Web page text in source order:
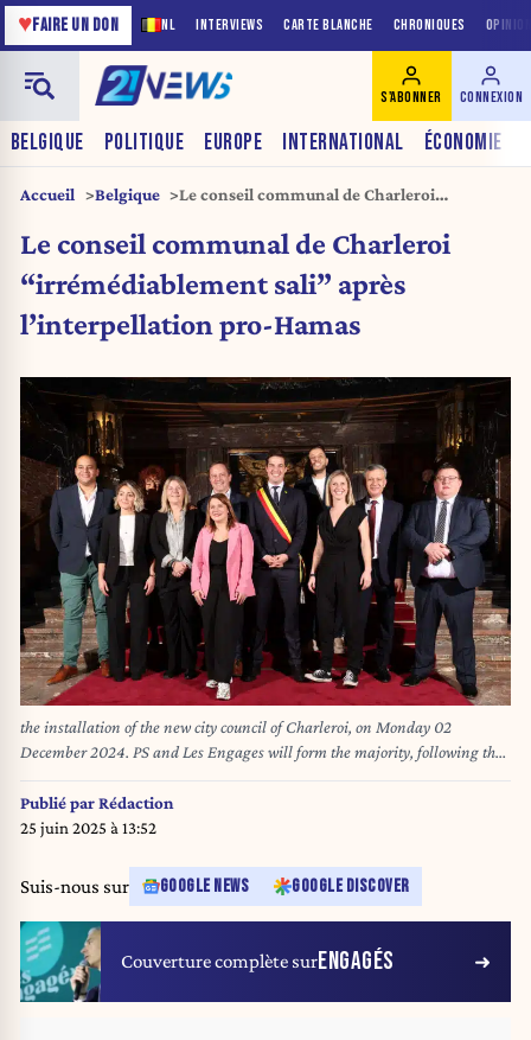
NL INTERVIEWS CARTE BLANCHE CHRONIQUES
♥FAIRE UN DON
BELGIQUE POLITIQUE EUROPE INTERNATIONAL ÉCONOMIE
S'ABONNER CONNEXION
Accueil Belgique
Le conseil communal de Charleroi
l’interpellation pro-Hamas
Le conseil communal de Charleroi
“irrémédiablement sali” après
l’interpellation pro-Hamas
the installation of the new city council of Charleroi, on Monday 02
December 2024. PS and Les Engages will form the majority, following the
October local elections in Belgium. BELGA PHOTO VIRGINIE LEFOUR
Publié parRédaction
25 juin 2025 à 13:52
Suis-nous sur GOOGLE NEWS GOOGLE DISCOVER
Couverture complète surENGAGÉS